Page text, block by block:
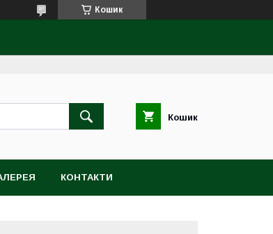
Кошик
Кошик
КОНТАКТИ